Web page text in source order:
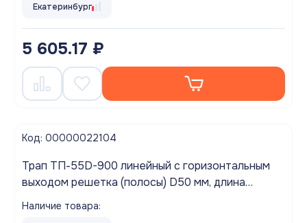
Екатеринбург
5 605.17 ₽
Код: 00000022104
Трап ТП-55D-900 линейный с горизонтальным
выходом решетка (полосы) D50 мм, длина
желоба 900мм
Наличие товара: